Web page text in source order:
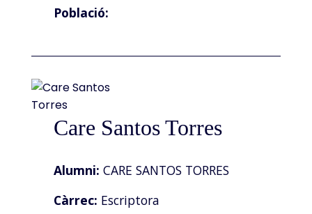
Població:
Care Santos Torres
Alumni: CARE SANTOS TORRES
Càrrec: Escriptora